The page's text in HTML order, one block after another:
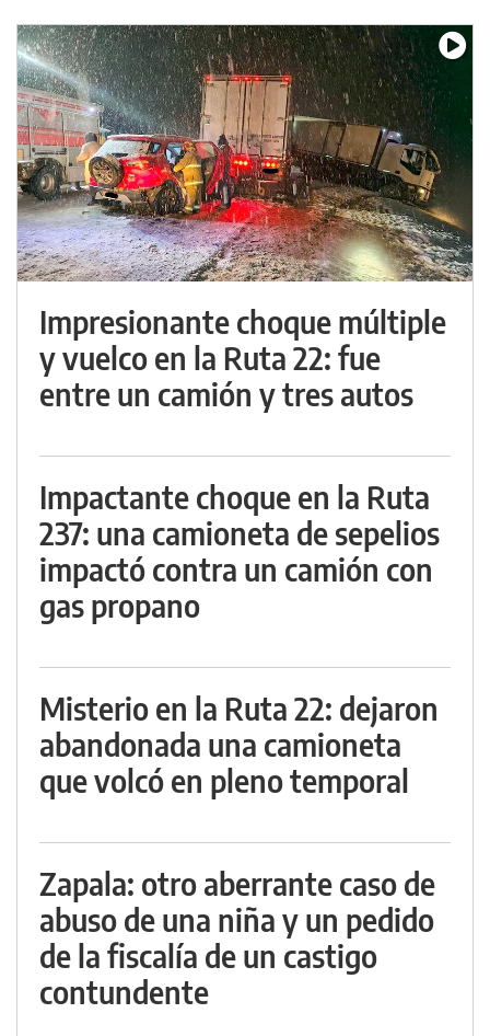
Impresionante choque múltiple
y vuelco en la Ruta 22: fue
entre un camión y tres autos
Impactante choque en la Ruta
237: una camioneta de sepelios
impactó contra un camión con
gas propano
Misterio en la Ruta 22: dejaron
abandonada una camioneta
que volcó en pleno temporal
Zapala: otro aberrante caso de
abuso de una niña y un pedido
de la fiscalía de un castigo
contundente